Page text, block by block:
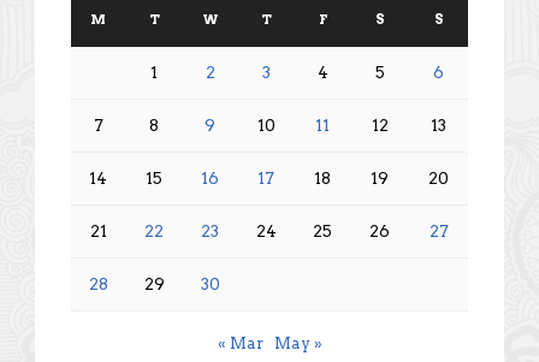
M T W T F S S
1 2 3 4 5 6
7 8 9 10 11 12 13
14 15 16 17 18 19 20
21 22 23 24 25 26 27
28 29 30
« Mar May »